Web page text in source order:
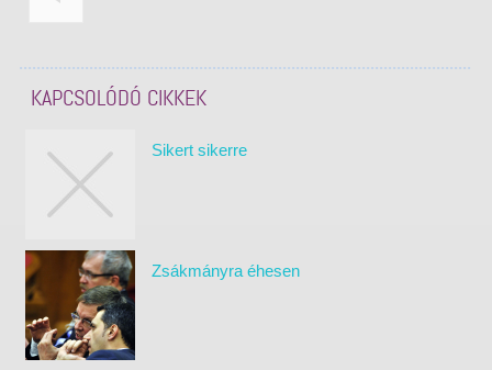
KAPCSOLÓDÓ CIKKEK
Sikert sikerre
Zsákmányra éhesen